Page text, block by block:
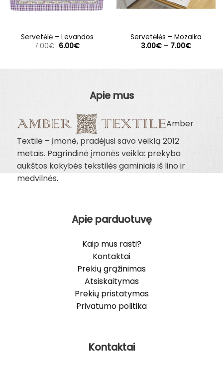
Servetėlė – Levandos
7.00€ Original
6.00€Current
Servetėlės – Mozaika
3.00€ – 7.00€Price
Apie mus
Amber
Textile – įmonė, pradėjusi savo veiklą 2012
metais. Pagrindinė įmonės veikla: prekyba
aukštos kokybės tekstilės gaminiais iš lino ir
medvilnės.
Apie parduotuvę
Kaip mus rasti?
Kontaktai
Prekių grąžinimas
Atsiskaitymas
Prekių pristatymas
Privatumo politika
Kontaktai